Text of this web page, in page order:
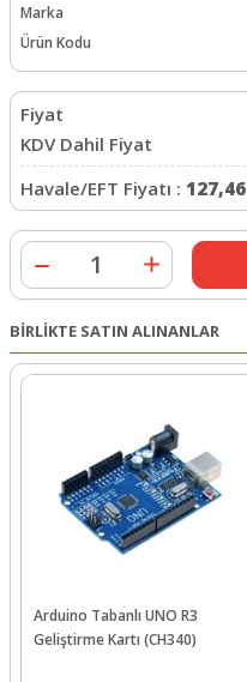
Marka
Ürün Kodu
Fiyat
KDV Dahil Fiyat
Havale/EFT Fiyatı : 127,46
BİRLİKTE SATIN ALINANLAR
Arduino Tabanlı UNO R3
Geliştirme Kartı (CH340)